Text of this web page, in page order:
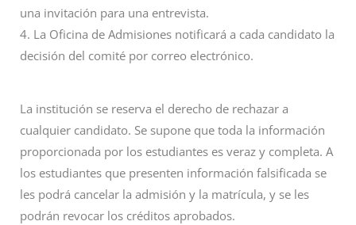
una invitación para una entrevista.
4. La Oficina de Admisiones notificará a cada candidato la
decisión del comité por correo electrónico.
La institución se reserva el derecho de rechazar a
cualquier candidato. Se supone que toda la información
proporcionada por los estudiantes es veraz y completa. A
los estudiantes que presenten información falsificada se
les podrá cancelar la admisión y la matrícula, y se les
podrán revocar los créditos aprobados.